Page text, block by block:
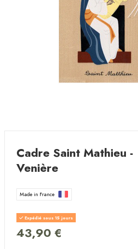
Cadre Saint Mathieu -
Venière
Made in France
Expédié sous 15 jours
43,90 €